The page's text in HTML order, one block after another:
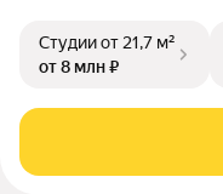
Студииот 21,7 м²
от 8 млн ₽